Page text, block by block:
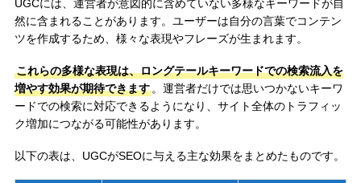
UGCには、運営者が意図的に含めていない多様なキーワードが自
然に含まれることがあります。ユーザーは自分の言葉でコンテン
ツを作成するため、様々な表現やフレーズが生まれます。
これらの多様な表現は、ロングテールキーワードでの検索流入を
増やす効果が期待できます。運営者だけでは思いつかないキーワ
ードでの検索に対応できるようになり、サイト全体のトラフィッ
ク増加につながる可能性があります。
以下の表は、UGCがSEOに与える主な効果をまとめたものです。